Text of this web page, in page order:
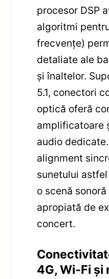
procesor DSP
algoritmi
frecvențe)
detaliate ale
și înaltelor.
5.1, conectori
optică oferă
amplificatoare
audio
alignment
sunetului
o scenă
apropiată de
concert.
4G, Wi‑Fi și